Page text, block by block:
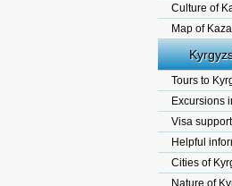
Culture of
Map of
Tours to
Excursions
Visa support
Helpful
Cities of
Nature of